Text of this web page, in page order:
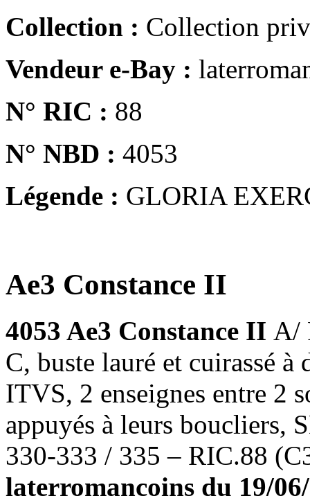
Collection : Collection
Vendeur e-Bay :
N° RIC : 88
N° NBD : 4053
Légende : GLORIA
Ae3 Constance II
4053 Ae3 Constance II A/
C, buste lauré et cuirassé
ITVS, 2 enseignes entre 2
appuyés à leurs boucliers,
330-333 / 335 – RIC.88
laterromancoins du 19/